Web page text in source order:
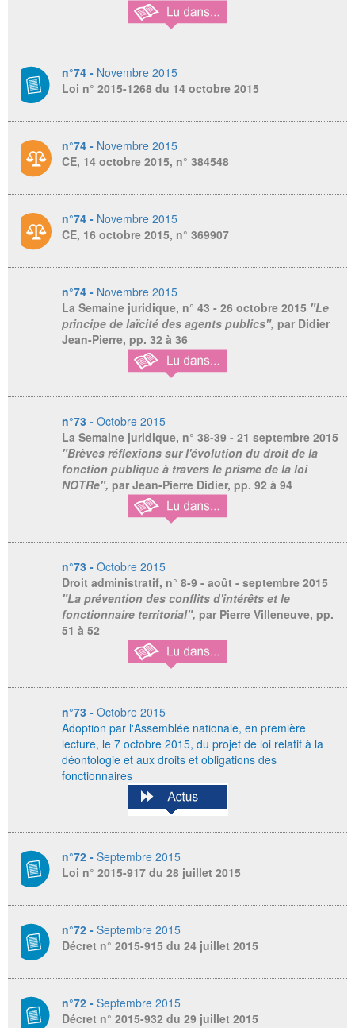
n°74 - Novembre 2015
Loi n° 2015-1268 du 14 octobre 2015
n°74 - Novembre 2015
CE, 14 octobre 2015, n° 384548
n°74 - Novembre 2015
CE, 16 octobre 2015, n° 369907
n°74 - Novembre 2015
La Semaine juridique, n° 43 - 26 octobre 2015 "Le
principe de laïcité des agents publics", par Didier
Jean-Pierre, pp. 32 à 36
n°73 - Octobre 2015
La Semaine juridique, n° 38-39 - 21 septembre 2015
"Brèves réflexions sur l'évolution du droit de la
fonction publique à travers le prisme de la loi
NOTRe", par Jean-Pierre Didier, pp. 92 à 94
n°73 - Octobre 2015
Droit administratif, n° 8-9 - août - septembre 2015
"La prévention des conflits d'intérêts et le
fonctionnaire territorial", par Pierre Villeneuve, pp.
51 à 52
n°73 - Octobre 2015
Adoption par l'Assemblée nationale, en première
lecture, le 7 octobre 2015, du projet de loi relatif à la
déontologie et aux droits et obligations des
fonctionnaires
n°72 - Septembre 2015
Loi n° 2015-917 du 28 juillet 2015
n°72 - Septembre 2015
Décret n° 2015-915 du 24 juillet 2015
n°72 - Septembre 2015
Décret n° 2015-932 du 29 juillet 2015